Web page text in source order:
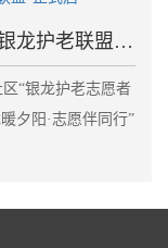
成都市双流区东升街道龙桥社区“银龙护老联盟”正式启
“银龙护老志愿者
夕阳·志愿伴同行”